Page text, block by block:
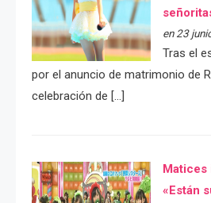
en 23
Tras el
por el anuncio de matrimonio de
celebración de […]
Matices
«Están